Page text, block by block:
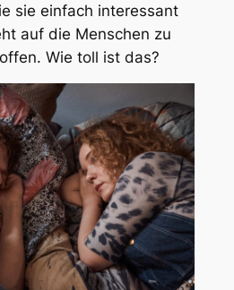
sie einfach interessant
auf die Menschen zu
Wie toll ist das?